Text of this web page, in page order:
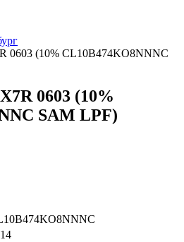
0603 (10% CL10B474KO8NNNC
0603 (10%
SAM LPF)